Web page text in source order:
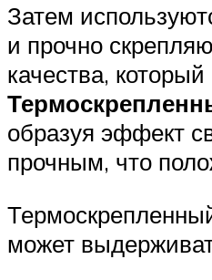
Затем
и прочно
качества,
образуя эффект
прочным, что
может